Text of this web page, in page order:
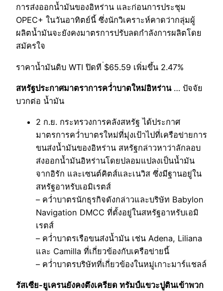
การส่งออกน้ำมันของอิหร่าน และก่อนการประชุม
OPEC+ ในวันอาทิตย์นี้ ซึ่งนักวิเคราะห์คาดว่ากลุ่มผู้
ผลิตน้ำมันจะยังคงมาตรการปรับลดกำลังการผลิตโดย
สมัครใจ
ราคาน้ำมันดิบ WTI ปิดที ่$65.59 เพิ่มขึ้น 2.47%
สหรัฐประกาศมาตราการคว่ำบาตใหม่อิหร่าน… ปัจจัย
บวกต่อ น้ำมัน
2 ก.ย. กระทรวงการคลังสหรัฐ ได้ประกาศ
มาตรการคว่ำบาตรใหม่ที่มุ่งเป้าไปที่เครือข่ายการ
ขนส่งน้ำมันของอิหร่าน สหรัฐกล่าวหาว่าลักลอบ
ส่งออกน้ำมันอิหร่านโดยปลอมแปลงเป็นน้ำมัน
จากอิรัก และเซนต์คิตส์และเนวิส ซึ่งมีฐานอยู่ใน
สหรัฐอาหรับเอมิเรตส์
– คว่ำบาตรนักธุรกิจดังกล่าวและบริษัท Babylon
Navigation DMCC ที่ตั้งอยู่ในสหรัฐอาหรับเอมิ
เรตส์
– คว่ำบาตรเรือขนส่งน้ำมัน เช่น Adena, Liliana
และ Camilla ที่เกี่ยวข้องกับเครือข่ายนี้
– คว่ำบาตรบริษัทที่เกี่ยวข้องในหมู่เกาะมาร์แชลล์
รัสเซีย-ยูเครนยังคงตึงเครียด ทรัมป์แขวะปูตินเข้าพวก